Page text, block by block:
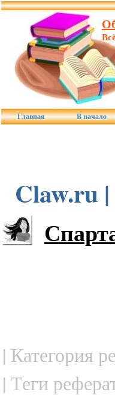
Главная В начало
Claw.ru
| Категория
| Теги